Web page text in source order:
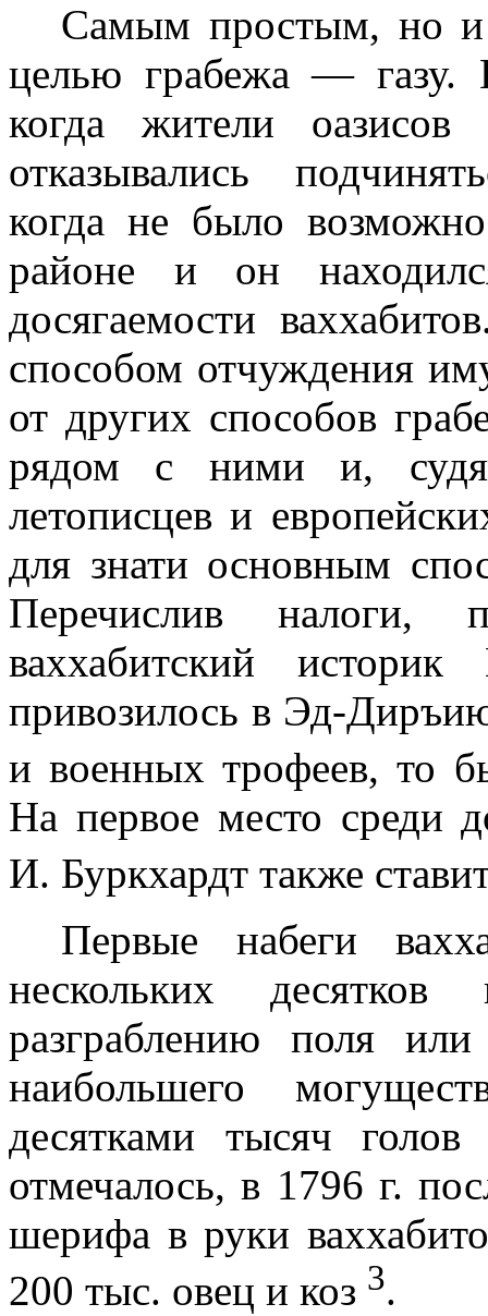
Самым простым, но
целью грабежа — газу.
когда жители
отказывались
когда не было
районе и он
досягаемости
способом отчуждения
от других способов
рядом с ними и, судя
летописцев и
для знати основным
Перечислив налоги,
ваххабитский
привозилось в Эд-
и военных трофеев, то
На первое место среди
И. Буркхардт также
Первые набеги
нескольких десятков
разграблению поля
наибольшего
десятками тысяч
отмечалось, в 1796 г.
шерифа в руки
200 тыс. овец и коз 3.